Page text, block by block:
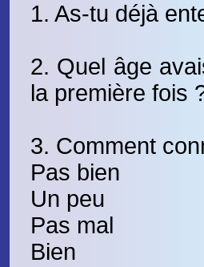
1. As-tu déjà
2. Quel âge
la première fois
3. Comment
Pas bien
Un peu
Pas mal
Bien